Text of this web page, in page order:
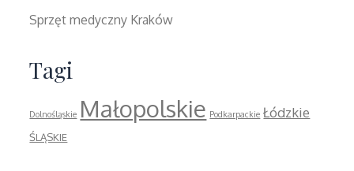
Sprzęt medyczny Kraków
Tagi
Dolnośląskie Małopolskie Podkarpackie Łódzkie
ŚLĄSKIE